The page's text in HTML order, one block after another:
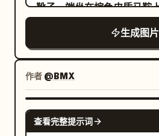
致的编辑艺术美学。丰富的
层油画颜料、有机笔触纹理
的胶片颗粒、陈旧纸张底色
及自然融合的色彩过渡。细
了手工质感，同时维持了画
实的皮肤纹理、传神的双眼
丝、细腻的材质渲染以及明
靴子，端坐在棕色皮质马鞍
右驰骋的动态姿势，鬃毛和
腿抬起，配有精细的缰绳，
实。背景为深海军蓝色的宇
笔触、细小的星星、淡淡的
大的环状行星：左上方是一
生成图片
作者 @BMX
查看完整提示词